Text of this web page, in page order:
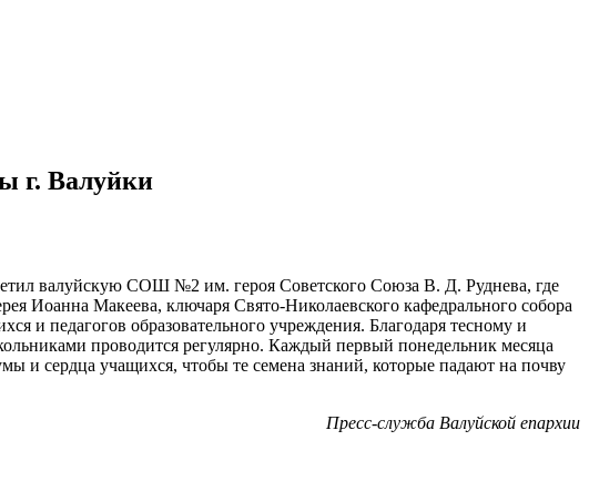
г. Валуйки
валуйскую СОШ №2 им. героя Советского Союза В. Д. Руднева, где
Иоанна Макеева, ключаря Свято-Николаевского кафедрального собора
и педагогов образовательного учреждения. Благодаря тесному и
проводится регулярно. Каждый первый понедельник месяца
и сердца учащихся, чтобы те семена знаний, которые падают на почву
Пресс-служба Валуйской епархии